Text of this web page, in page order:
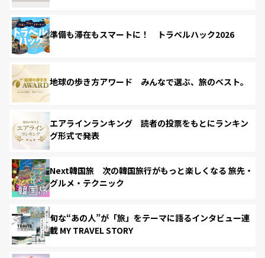
準備も滞在もスマートに！ トラベルハック2026
地球の歩き方アワード みんなで選ぶ、旅のベスト。
エアラインランキング 読者の投票をもとにランキン
グ形式で発表
Next韓国旅 次の韓国旅行がもっと楽しくなる 旅先・
グルメ・テクニック
旬な“あの人”が「旅」をテーマに語るインタビュー連
載 MY TRAVEL STORY